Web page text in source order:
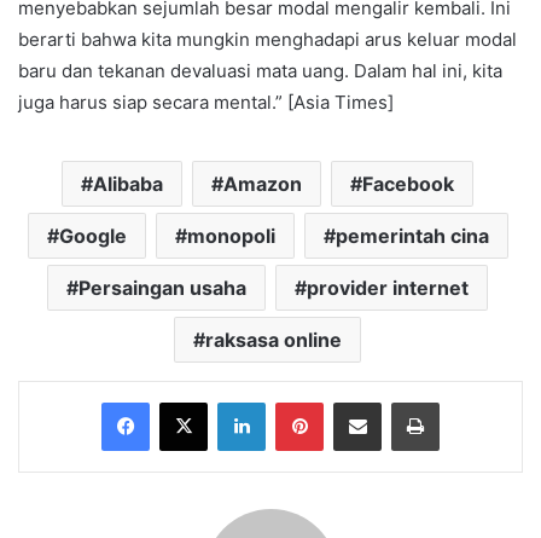
menyebabkan sejumlah besar modal mengalir kembali. Ini
berarti bahwa kita mungkin menghadapi arus keluar modal
baru dan tekanan devaluasi mata uang. Dalam hal ini, kita
juga harus siap secara mental.” [Asia Times]
Alibaba Amazon Facebook
Google monopoli pemerintah cina
Persaingan usaha provider internet
raksasa online
Facebook
X LinkedInPinterestShare via Email Print